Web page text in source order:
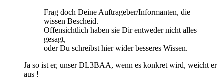
Frag doch Deine Auftrageber/Informanten, die
wissen Bescheid.
Offensichtlich haben sie Dir entweder nicht alles
gesagt,
oder Du schreibst hier wider besseres Wissen.
Ja so ist er, unser DL3BAA, wenn es konkret wird, weicht er
aus !